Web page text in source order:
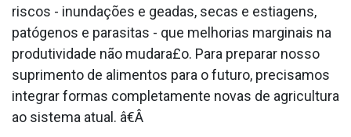
riscos - inundações e geadas, secas e estiagens,
patógenos e parasitas - que melhorias marginais na
produtividade não mudara£o. Para preparar nosso
suprimento de alimentos para o futuro, precisamos
integrar formas completamente novas de agricultura
ao sistema atual. â€Â